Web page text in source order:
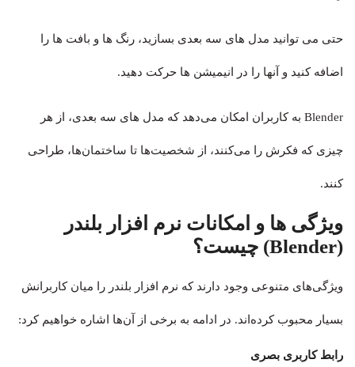
حتی می توانید مدل های سه بعدی بسازید، رنگ ها و بافت ها را
اضافه کنید و آنها را در انیمیشن ها حرکت دهید.
Blender به کاربران امکان می‌دهد که مدل‌ های سه بعدی، از هر
چیزی که فکرش را می‌کنند، از شخصیت‌ها تا ساختمان‌ها، طراحی
کنند.
ویژگی ها و امکانات نرم افزار بلندر
(Blender)
چیست؟
ویژگی‌های متنوعی وجود دارند که نرم افزار بلندر را میان کاربرانش
بسیار محبوب کرده‌اند. در ادامه به برخی از آن‌ها اشاره خواهیم کرد:
رابط کاربری بصری